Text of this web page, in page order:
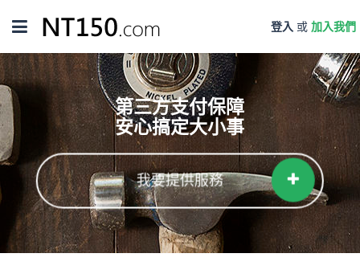
Toggle
navigation
登入 或 加入我們
第三方支付保障
安心搞定大小事
我要提供服務